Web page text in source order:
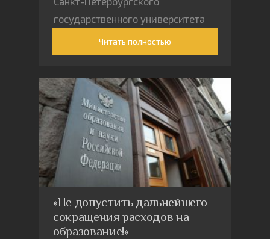
государственного университета
(СПбГУ) и репрессиями его
ректора Николая Кропачева
«оптимизацией» университета
Читать полностью
«Не допустить дальнейшего
сокращения расходов на
образование!»